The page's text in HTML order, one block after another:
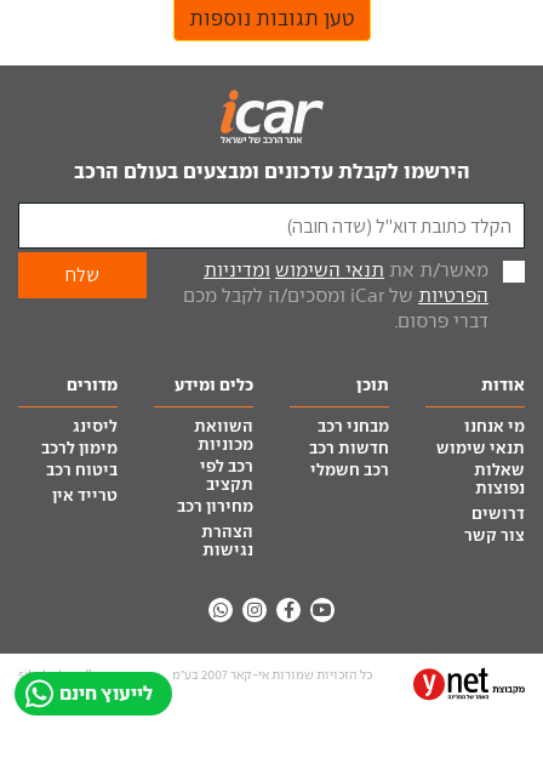
טען תגובות נוספות
לייעוץ חינם
הירשמו לקבלת עדכונים ומבצעים בעולם הרכב
מאשר/ת את תנאי השימוש ומדיניות
הפרטיות
של iCar ומסכים/ה לקבל מכם
דברי פרסום.
אודות
מי אנחנו
תנאי שימוש
שאלות
נפוצות
דרושים
צור קשר
תוכן
מבחני רכב
חדשות רכב
רכב חשמלי
כלים ומידע
השוואת
מכוניות
רכב לפי
תקציב
מחירון רכב
הצהרת
נגישות
מדורים
ליסינג
מימון לרכב
ביטוח רכב
טרייד אין
כל הזכויות שמורות אי-קאר 2007 בע”מ site by tq.soft